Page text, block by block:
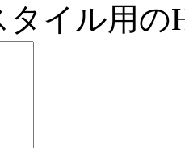
タイル用